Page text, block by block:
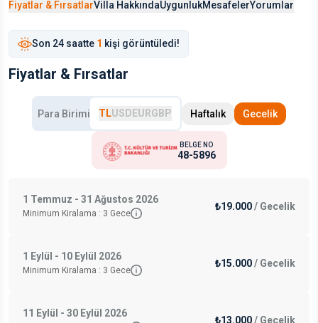
Fiyatlar & FırsatlarVilla HakkındaUygunlukMesafelerYorumlar
Son 24 saatte 1 kişi görüntüledi!
Fiyatlar & Fırsatlar
Para Birimi TLUSD EURGBP Haftalık Gecelik
BELGE NO
48-5896
1 Temmuz - 31 Ağustos 2026
Minimum Kiralama : 3 Gece
₺19.000/ Gecelik
1 Eylül - 10 Eylül 2026
Minimum Kiralama : 3 Gece
₺15.000/ Gecelik
11 Eylül - 30 Eylül 2026
₺13.000/ Gecelik